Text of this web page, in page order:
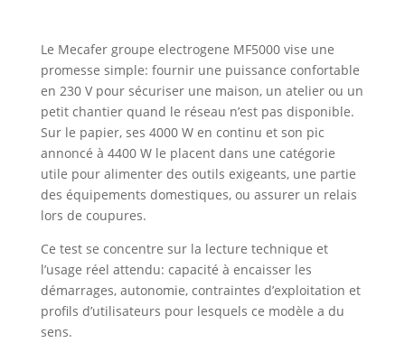
Le Mecafer groupe electrogene MF5000 vise une
promesse simple: fournir une puissance confortable
en 230 V pour sécuriser une maison, un atelier ou un
petit chantier quand le réseau n’est pas disponible.
Sur le papier, ses 4000 W en continu et son pic
annoncé à 4400 W le placent dans une catégorie
utile pour alimenter des outils exigeants, une partie
des équipements domestiques, ou assurer un relais
lors de coupures.
Ce test se concentre sur la lecture technique et
l’usage réel attendu: capacité à encaisser les
démarrages, autonomie, contraintes d’exploitation et
profils d’utilisateurs pour lesquels ce modèle a du
sens.